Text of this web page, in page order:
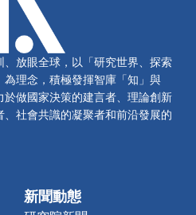
放眼全球，以「研究世界、探索
理念，積極發揮智庫「知」與
於做國家決策的建言者、理論創新
社會共識的凝聚者和前沿發展的
新聞動態